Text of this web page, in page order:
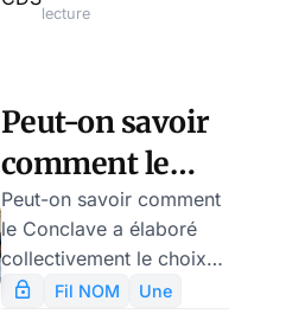
saint se vouer. Comment
l’ascension fulgurante
d’un homme, Francis
Prevost, avec qui il ne
s’entendait pas très bien
au départ? Comment
expliquer que la relation
lecture
Peut-on savoir
comment le
Conclave a
choisi Léon
XIV?
Peut-on savoir comment
le Conclave a élaboré
collectivement le choix
du cardinal Robert
Fil NOM
Une